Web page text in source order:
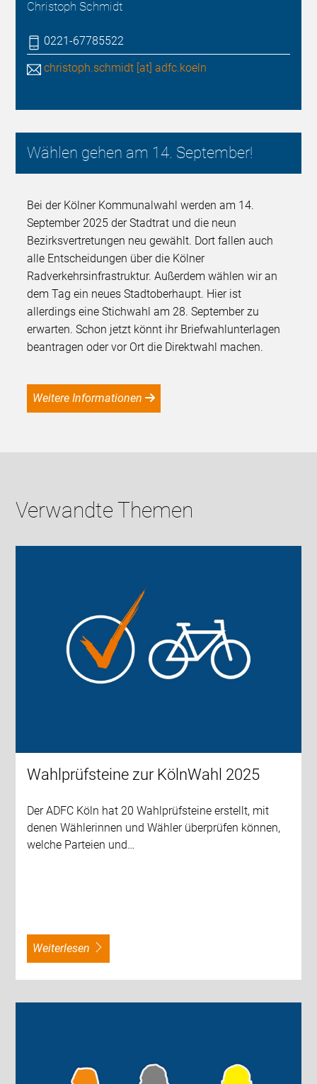
Christoph Schmidt
0221-67785522
christoph.schmidt [at] adfc.koeln
Wählen gehen am 14. September!
Bei der Kölner Kommunalwahl werden am 14.
September 2025 der Stadtrat und die neun
Bezirksvertretungen neu gewählt. Dort fallen auch
alle Entscheidungen über die Kölner
Radverkehrsinfrastruktur. Außerdem wählen wir an
dem Tag ein neues Stadtoberhaupt. Hier ist
allerdings eine Stichwahl am 28. September zu
erwarten. Schon jetzt könnt ihr Briefwahlunterlagen
beantragen oder vor Ort die Direktwahl machen.
Weitere Informationen
Verwandte Themen
Wahlprüfsteine zur KölnWahl 2025
Der ADFC Köln hat 20 Wahlprüfsteine erstellt, mit
denen Wählerinnen und Wähler überprüfen können,
welche Parteien und…
weiterlesen